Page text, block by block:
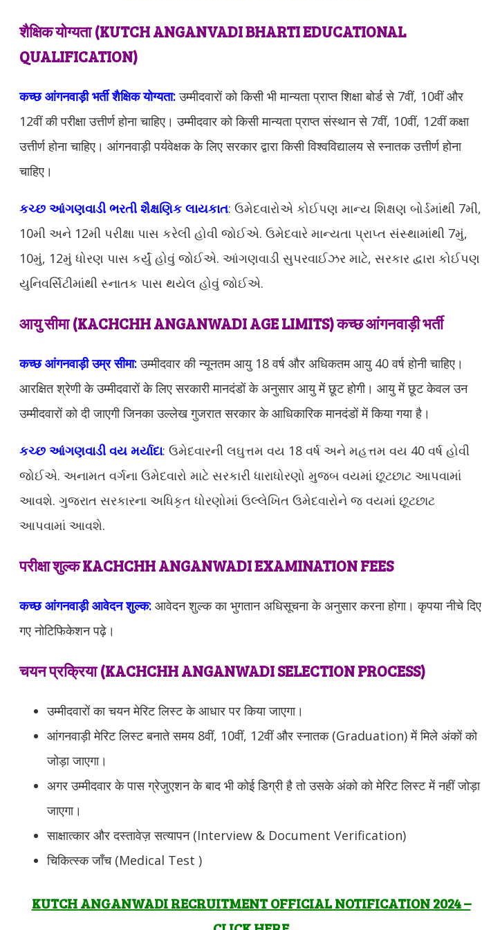
शैक्षिक योग्यता (KUTCH ANGANVADI BHARTI EDUCATIONAL
QUALIFICATION)
कच्छ आंगनवाड़ी भर्ती शैक्षिक योग्यता: उम्मीदवारों को किसी भी मान्यता प्राप्त शिक्षा बोर्ड से 7वीं, 10वीं और
12वीं की परीक्षा उत्तीर्ण होना चाहिए। उम्मीदवार को किसी मान्यता प्राप्त संस्थान से 7वीं, 10वीं, 12वीं कक्षा
उत्तीर्ण होना चाहिए। आंगनवाड़ी पर्यवेक्षक के लिए सरकार द्वारा किसी विश्वविद्यालय से स्नातक उत्तीर्ण होना
चाहिए।
કચ્છ આંગણવાડી ભરતી શૈક્ષણિક લાયકાત: ઉમેદવારોએ કોઈપણ માન્ય શિક્ષણ બોર્ડમાંથી 7મી,
10મી અને 12મી પરીક્ષા પાસ કરેલી હોવી જોઈએ. ઉમેદવારે માન્યતા પ્રાપ્ત સંસ્થામાંથી 7મું,
10મું, 12મું ધોરણ પાસ કર્યું હોવું જોઈએ. આંગણવાડી સુપરવાઈઝર માટે, સરકાર દ્વારા કોઈપણ
યુનિવર્સિટીમાંથી સ્નાતક પાસ થયેલ હોવું જોઈએ.
आयु सीमा (KACHCHH ANGANWADI AGE LIMITS) कच्छ आंगनवाड़ी भर्ती
कच्छ आंगनवाड़ी उम्र सीमा: उम्मीदवार की न्यूनतम आयु 18 वर्ष और अधिकतम आयु 40 वर्ष होनी चाहिए।
आरक्षित श्रेणी के उम्मीदवारों के लिए सरकारी मानदंडों के अनुसार आयु में छूट होगी। आयु में छूट केवल उन
उम्मीदवारों को दी जाएगी जिनका उल्लेख गुजरात सरकार के आधिकारिक मानदंडों में किया गया है।
કચ્છ આંગણવાડી વય મર્યાદા: ઉમેદવારની લઘુત્તમ વય 18 વર્ષ અને મહત્તમ વય 40 વર્ષ હોવી
જોઈએ. અનામત વર્ગના ઉમેદવારો માટે સરકારી ધારાધોરણો મુજબ વયમાં છૂટછાટ આપવામાં
આવશે. ગુજરાત સરકારના અધિકૃત ધોરણોમાં ઉલ્લેખિત ઉમેદવારોને જ વયમાં છૂટછાટ
આપવામાં આવશે.
परीक्षा शुल्क KACHCHH ANGANWADI EXAMINATION FEES
कच्छ आंगनवाड़ी आवेदन शुल्क: आवेदन शुल्क का भुगतान अधिसूचना के अनुसार करना होगा। कृपया नीचे दिए
गए नोटिफिकेशन पढ़े।
चयन प्रक्रिया (KACHCHH ANGANWADI SELECTION PROCESS)
उम्मीदवारों का चयन मेरिट लिस्ट के आधार पर किया जाएगा।
आंगनवाड़ी मेरिट लिस्ट बनाते समय 8वीं, 10वीं, 12वीं और स्नातक (Graduation) में मिले अंकों को
जोड़ा जाएगा।
अगर उम्मीदवार के पास ग्रेजुएशन के बाद भी कोई डिग्री है तो उसके अंको को मेरिट लिस्ट में नहीं जोड़ा
जाएगा।
साक्षात्कार और दस्तावेज़ सत्यापन (Interview & Document Verification)
चिकित्स्क जाँच (Medical Test )
KUTCH ANGANWADI RECRUITMENT OFFICIAL NOTIFICATION 2024 –